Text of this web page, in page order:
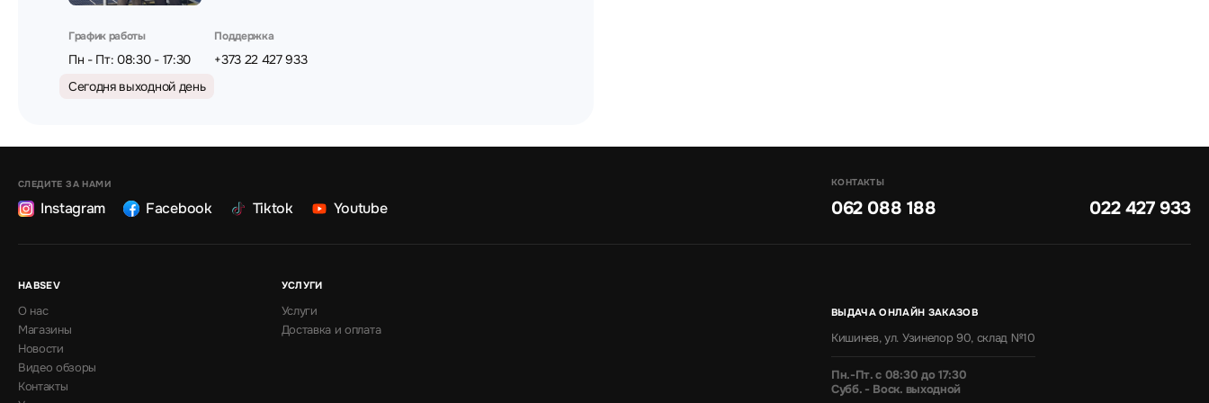
График работы
Пн - Пт: 08:30 - 17:30
Сегодня выходной день
Поддержка
+373 22 427 933
СЛЕДИТЕ ЗА НАМИ
Instagram Facebook Tiktok Youtube
КОНТАКТЫ
062 088 188 022 427 933
HABSEV
О нас
Магазины
Новости
Видео обзоры
Контакты
УСЛУГИ
Услуги
Доставка и оплата
ВЫДАЧА ОНЛАЙН ЗАКАЗОВ
Кишинев, ул. Узинелор 90, склад №10
Пн.-Пт. с 08:30 до 17:30
Субб. - Воск. выходной